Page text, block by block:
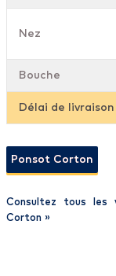
Nez
Bouche
Délai de livraison
Ponsot Corton
Consultez tous les
Corton »